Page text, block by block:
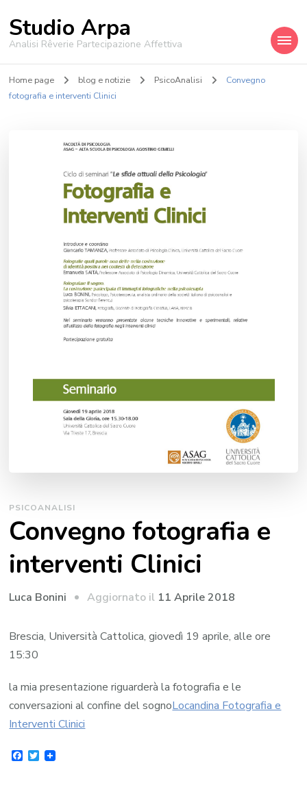
Studio Arpa
Analisi Rêverie Partecipazione Affettiva
Home page blog e notizie PsicoAnalisi
Convegno
fotografia e interventi Clinici
PSICOANALISI
Convegno fotografia e
interventi Clinici
Luca Bonini Aggiornato il 11 Aprile 2018
Brescia, Università Cattolica, giovedì 19 aprile, alle ore
15:30
la mia presentazione riguarderà la fotografia e le
conversazioni al confine del sognoLocandina Fotografia e
Interventi Clinici
Facebook
Twitter